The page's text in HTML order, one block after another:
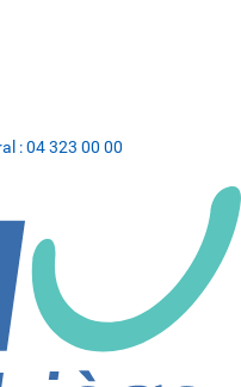
:04 323 00 00